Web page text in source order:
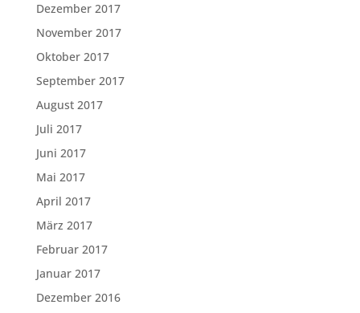
Dezember 2017
November 2017
Oktober 2017
September 2017
August 2017
Juli 2017
Juni 2017
Mai 2017
April 2017
März 2017
Februar 2017
Januar 2017
Dezember 2016